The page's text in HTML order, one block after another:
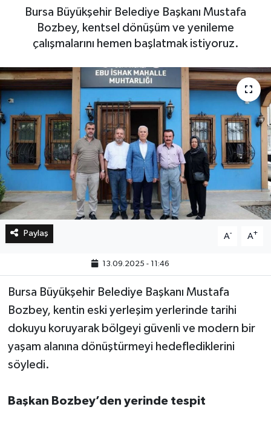
Bursa Büyükşehir Belediye Başkanı Mustafa
Bozbey, kentsel dönüşüm ve yenileme
çalışmalarını hemen başlatmak istiyoruz.
Paylaş A- A+
13.09.2025 - 11:46
Bursa Büyükşehir Belediye Başkanı Mustafa
Bozbey, kentin eski yerleşim yerlerinde tarihi
dokuyu koruyarak bölgeyi güvenli ve modern bir
yaşam alanına dönüştürmeyi hedeflediklerini
söyledi.
Başkan Bozbey’den yerinde tespit
Genel